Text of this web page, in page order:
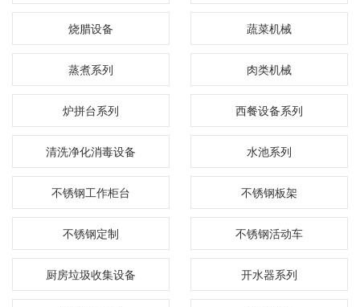
烧腊设备 蔬菜机械
蒸煮系列 肉类机械
炉拼台系列 西餐设备系列
清洗净化消毒设备 水池系列
不锈钢工作柜台 不锈钢板架
不锈钢定制 不锈钢活动车
厨房垃圾收集设备 开水器系列